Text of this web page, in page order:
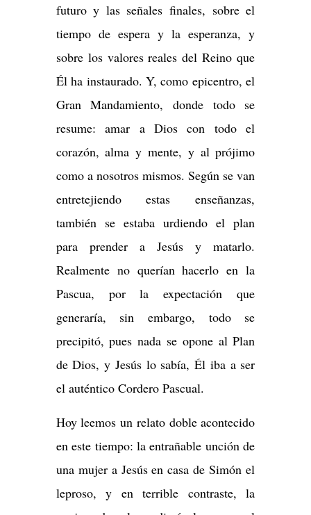
futuro y las señales finales, sobre el
tiempo de espera y la esperanza, y
sobre los valores reales del Reino que
Él ha instaurado. Y, como epicentro, el
Gran Mandamiento, donde todo se
resume: amar a Dios con todo el
corazón, alma y mente, y al prójimo
como a nosotros mismos. Según se van
entretejiendo estas enseñanzas,
también se estaba urdiendo el plan
para prender a Jesús y matarlo.
Realmente no querían hacerlo en la
Pascua, por la expectación que
generaría, sin embargo, todo se
precipitó, pues nada se opone al Plan
de Dios, y Jesús lo sabía, Él iba a ser
el auténtico Cordero Pascual.
Hoy leemos un relato doble acontecido
en este tiempo: la entrañable unción de
una mujer a Jesús en casa de Simón el
leproso, y en terrible contraste, la